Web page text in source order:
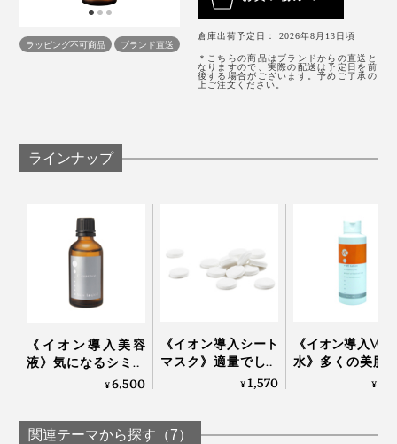
スポイト付き容器で部分使いに最適です
ラッピング不可商品 ブランド直送
倉庫出荷予定日： 2026年8月13日頃
＊こちらの商品はブランドからの直送と
なりますので、実際の配送は予定日を前
後する場合がございます。予めご了承の
上ご注文ください。
ラインナップ
《イオン導入美容
液》気になるシミや
くすみに、9％の高
ンス 55ml
¥6,500
《イオン導入シート
マスク》適量でしっ
かり潤う｜コインマ
¥1,570
《イオン導入VC
水》多くの美肌
を持つビタミ
150ml
¥
関連テーマから探す（7）